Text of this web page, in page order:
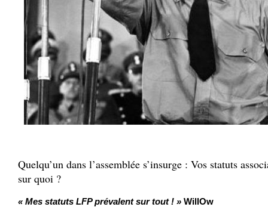
Quelqu’un dans l’assemblée s’insurge : Vos statuts
sur quoi ?
« Mes statuts LFP prévalent sur tout ! » WillOw